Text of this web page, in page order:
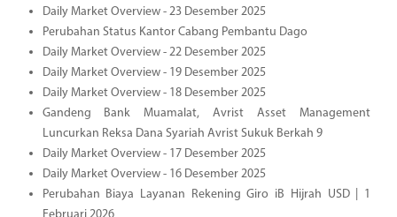
Daily Market Overview - 23 Desember 2025
Perubahan Status Kantor Cabang Pembantu Dago
Daily Market Overview - 22 Desember 2025
Daily Market Overview - 19 Desember 2025
Daily Market Overview - 18 Desember 2025
Gandeng Bank Muamalat, Avrist Asset Management
Luncurkan Reksa Dana Syariah Avrist Sukuk Berkah 9
Daily Market Overview - 17 Desember 2025
Daily Market Overview - 16 Desember 2025
Perubahan Biaya Layanan Rekening Giro iB Hijrah USD | 1